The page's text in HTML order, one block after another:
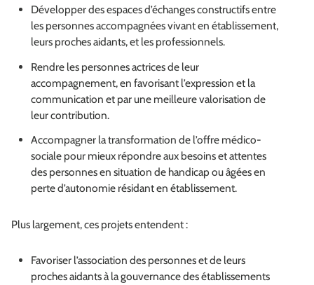
Développer des espaces d’échanges constructifs entre
les personnes accompagnées vivant en établissement,
leurs proches aidants, et les professionnels.
Rendre les personnes actrices de leur
accompagnement, en favorisant l’expression et la
communication et par une meilleure valorisation de
leur contribution.
Accompagner la transformation de l’offre médico-
sociale pour mieux répondre aux besoins et attentes
des personnes en situation de handicap ou âgées en
perte d’autonomie résidant en établissement.
Plus largement, ces projets entendent :
Favoriser l’association des personnes et de leurs
proches aidants à la gouvernance des établissements